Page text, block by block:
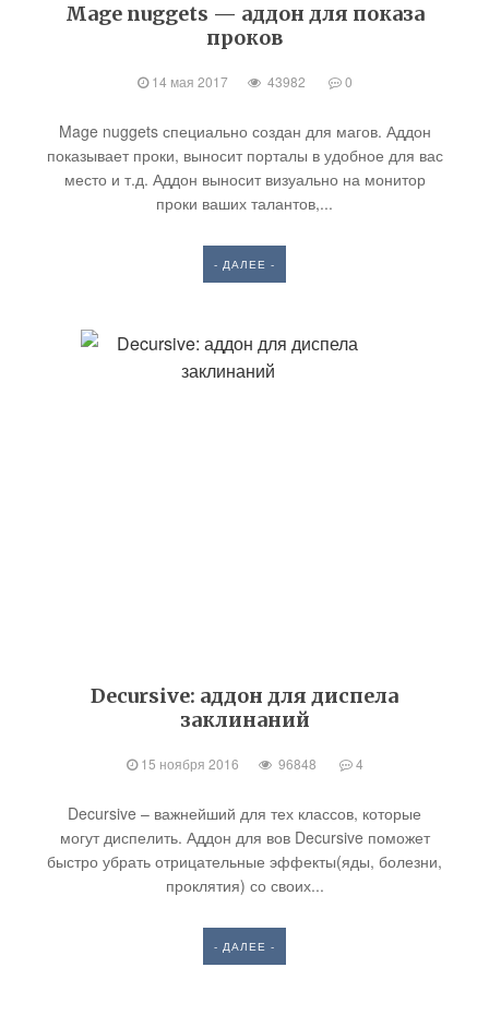
Mage nuggets — аддон для показа
проков
14 мая 2017 43982 0
Mage nuggets специально создан для магов. Аддон
показывает проки, выносит порталы в удобное для вас
место и т.д. Аддон выносит визуально на монитор
проки ваших талантов,...
- ДАЛЕЕ -
Decursive: аддон для диспела
заклинаний
15 ноября 2016 96848 4
Decursive – важнейший для тех классов, которые
могут диспелить. Аддон для вов Decursive поможет
быстро убрать отрицательные эффекты(яды, болезни,
проклятия) со своих...
- ДАЛЕЕ -